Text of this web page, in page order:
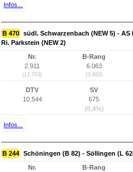
Infos...
B 470 südl. Schwarzenbach (NEW 5) -
Ri. Parkstein (NEW 2)
Nr.
2.911
(13.703)
B-Rang
6.063
(3.682)
DTV
10.544
SV
675
(6,4%)
Infos...
B 244 Schöningen (B 82) - Söllingen (L
Nr.
B-Rang